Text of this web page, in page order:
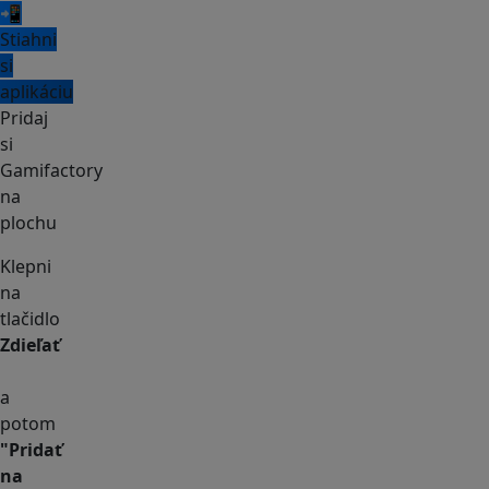
📲
Stiahni
si
aplikáciu
Pridaj
si
Gamifactory
na
plochu
Klepni
na
tlačidlo
Zdieľať
a
potom
"Pridať
na